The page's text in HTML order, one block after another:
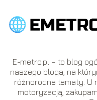
E-metro.pl – to blog
naszego bloga, na
różnorodne tematy. U
motoryzacją,